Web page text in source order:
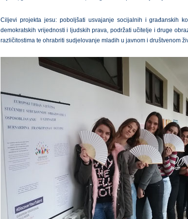
Ciljevi projekta jesu: poboljšati usvajanje socijalnih i građanskih
demokratskih vrijednosti i ljudskih prava, podržati učitelje i druge
različitostima te ohrabriti sudjelovanje mladih u javnom i društvenom